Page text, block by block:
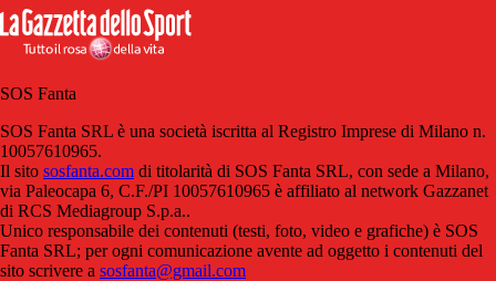
SOS Fanta
SOS Fanta SRL è una società iscritta al Registro Imprese di Milano n.
10057610965.
Il sito sosfanta.com di titolarità di SOS Fanta SRL, con sede a Milano,
via Paleocapa 6, C.F./PI 10057610965 è affiliato al network Gazzanet
di RCS Mediagroup S.p.a..
Unico responsabile dei contenuti (testi, foto, video e grafiche) è SOS
Fanta SRL; per ogni comunicazione avente ad oggetto i contenuti del
sito scrivere a sosfanta@gmail.com